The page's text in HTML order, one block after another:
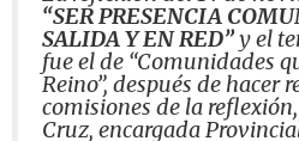
“SER PRESENCIA
SALIDA Y EN RED”y el
fue el de “Comunidades
Reino”, después de hacer
comisiones de la
Cruz, encargada